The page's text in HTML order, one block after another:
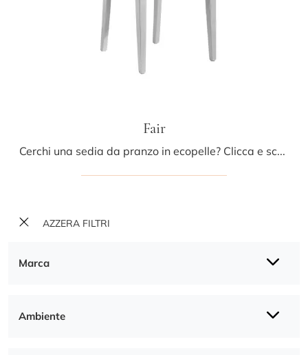
AZZERA FILTRI
Marca
Ambiente
Fair
Cerchi una sedia da pranzo in ecopelle? Clicca e scopri il modello Fair di Pizzolato per ultimare i tuoi locali al meglio.